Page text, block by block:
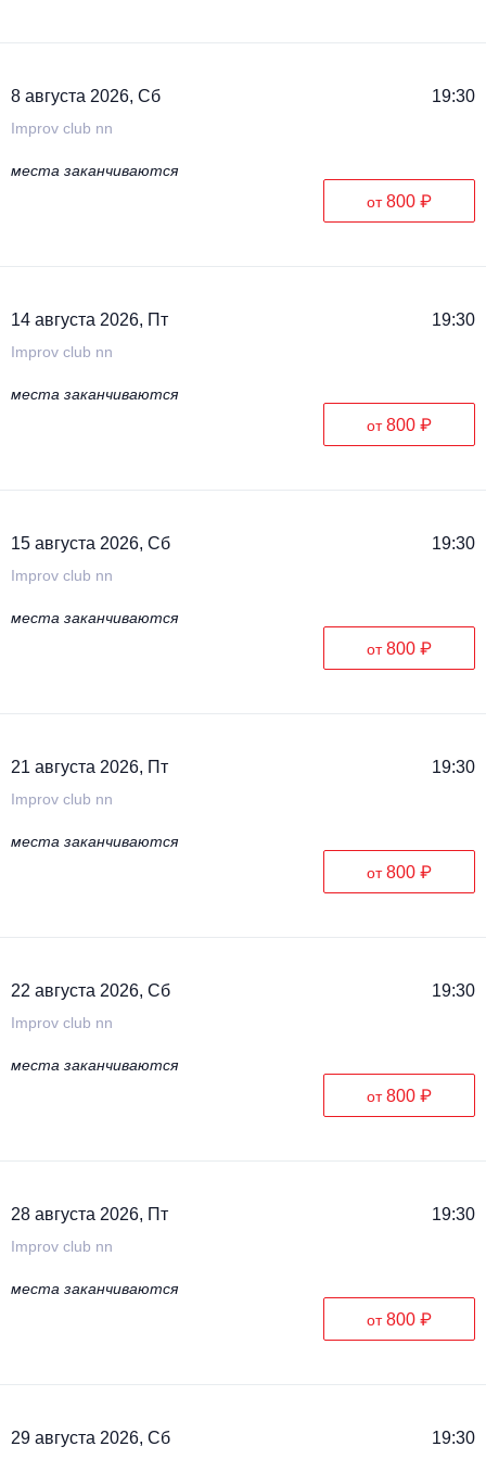
8 августа 2026, Сб 19:30
Improv club nn
места заканчиваются
от800 ₽
14 августа 2026, Пт 19:30
Improv club nn
места заканчиваются
от800 ₽
15 августа 2026, Сб 19:30
Improv club nn
места заканчиваются
от800 ₽
21 августа 2026, Пт 19:30
Improv club nn
места заканчиваются
от800 ₽
22 августа 2026, Сб 19:30
Improv club nn
места заканчиваются
от800 ₽
28 августа 2026, Пт 19:30
Improv club nn
места заканчиваются
от800 ₽
29 августа 2026, Сб 19:30